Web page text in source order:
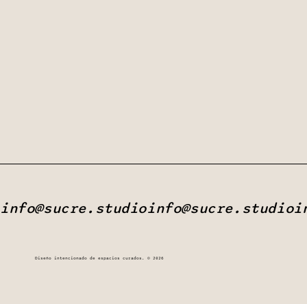
Diseño intencionado de espacios curados. © 2026
info@sucre.studio